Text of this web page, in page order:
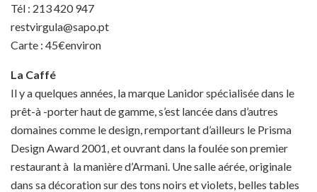
Tél : 213 420 947
restvirgula@sapo.pt
Carte : 45€environ
La Caffé
Il y a quelques années, la marque Lanidor spécialisée dans le
prêt-à -porter haut de gamme, s’est lancée dans d’autres
domaines comme le design, remportant d’ailleurs le Prisma
Design Award 2001, et ouvrant dans la foulée son premier
restaurant à la manière d’Armani. Une salle aérée, originale
dans sa décoration sur des tons noirs et violets, belles tables